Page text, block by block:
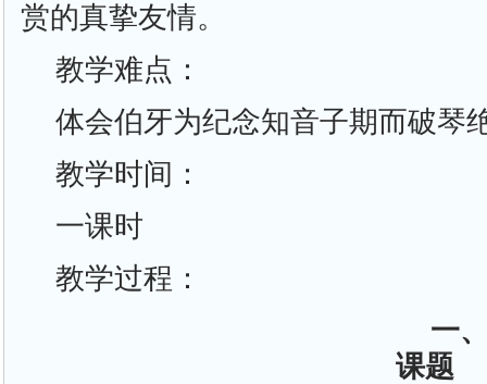
赏的真挚友情。
教学难点：
体会伯牙为纪念知音子期而破琴
教学时间：
一课时
教学过程：
一
课题